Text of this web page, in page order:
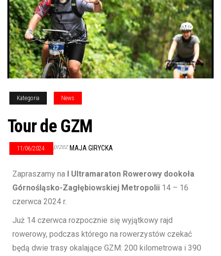
Kategoria News
Tour de GZM
11/06/2024 przez MAJA GIRYCKA
Zapraszamy na I Ultramaraton Rowerowy dookoła
Górnośląsko-Zagłębiowskiej Metropolii 14 – 16
czerwca 2024 r.
Już 14 czerwca rozpocznie się wyjątkowy rajd
rowerowy, podczas którego na rowerzystów czekać
będą dwie trasy okalające GZM: 200 kilometrowa i 390